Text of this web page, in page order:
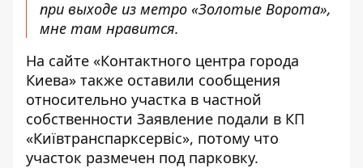
при выходе из метро «Золотые Ворота»,
мне там нравится.
На сайте «Контактного центра города
Киева» также оставили сообщения
относительно участка в частной
собственности Заявление подали в КП
«Київтранспарксервіс», потому что
участок размечен под парковку.